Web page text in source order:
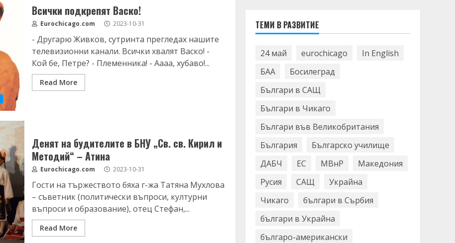
Всички подкрепят Васко!
Eurochicago.com 2023-10-31
- Другарю Живков, сутринта прегледах нашите
телевизионни канали. Всички хвалят Васко! -
Кой бе, Петре? - Племенника! - Аааа, хубаво!...
Read More
Денят на будителите в БНУ „Св. св. Кирил и
Методий“ – Атина
Eurochicago.com 2023-10-31
Гости на тържеството бяха г-жа Татяна Мухлова
– съветник (политически въпроси, културни
въпроси и образование), отец Стефан,...
Read More
ТЕМИ В РАЗВИТИЕ
24 май eurochicago
In English
БАА
Босилеград
Българи в САЩ
Българи в Чикаго
Българи във Великобритания
България
Българско училище
ДАБЧ
ЕС МВнР
Македония
Русия
САЩ
Украйна
Чикаго
българи в Сърбия
българи в Украйна
българо-американски